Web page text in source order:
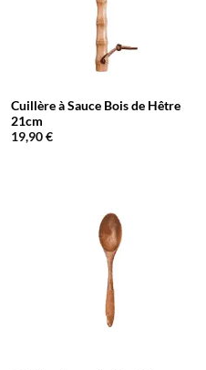
Cuillère à Sauce Bois de Hêtre
21cm
19,90€